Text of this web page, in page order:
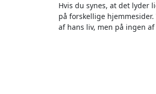
Hvis du synes, at det lyder
på forskellige
af hans liv, men på ingen